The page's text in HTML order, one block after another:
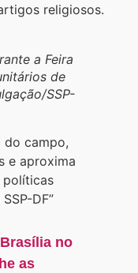
religiosos.
a Feira
de
SSP-
do campo,
e aproxima
políticas
DF”
no
as